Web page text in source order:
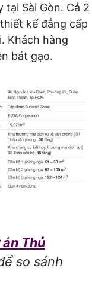
Sài Gòn. Cả 2
kế đẳng cấp
Khách hàng
bát gạo.
Thủ
so sánh